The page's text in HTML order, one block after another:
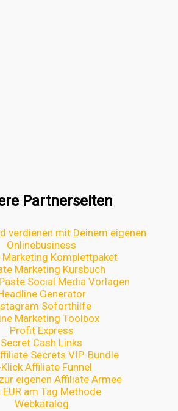
Partnerseiten
verdienen mit Deinem eigenen
Onlinebusiness
Komplettpaket
Marketing Kursbuch
Social Media Vorlagen
Generator
Soforthilfe
Marketing Toolbox
Profit Express
Secret Cash Links
Secrets VIP-Bundle
Affiliate Funnel
eigenen Affiliate Armee
am Tag Methode
Webkatalog